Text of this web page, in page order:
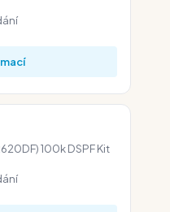
100k DSPF Kit